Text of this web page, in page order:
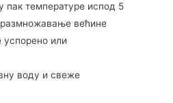
пак температуре испод 5
размножавање већине
успорено или
воду и свеже